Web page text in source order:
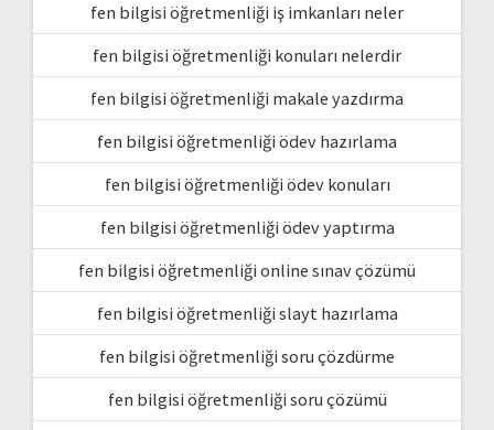
fen bilgisi öğretmenliği iş imkanları neler
fen bilgisi öğretmenliği konuları nelerdir
fen bilgisi öğretmenliği makale yazdırma
fen bilgisi öğretmenliği ödev hazırlama
fen bilgisi öğretmenliği ödev konuları
fen bilgisi öğretmenliği ödev yaptırma
fen bilgisi öğretmenliği online sınav çözümü
fen bilgisi öğretmenliği slayt hazırlama
fen bilgisi öğretmenliği soru çözdürme
fen bilgisi öğretmenliği soru çözümü